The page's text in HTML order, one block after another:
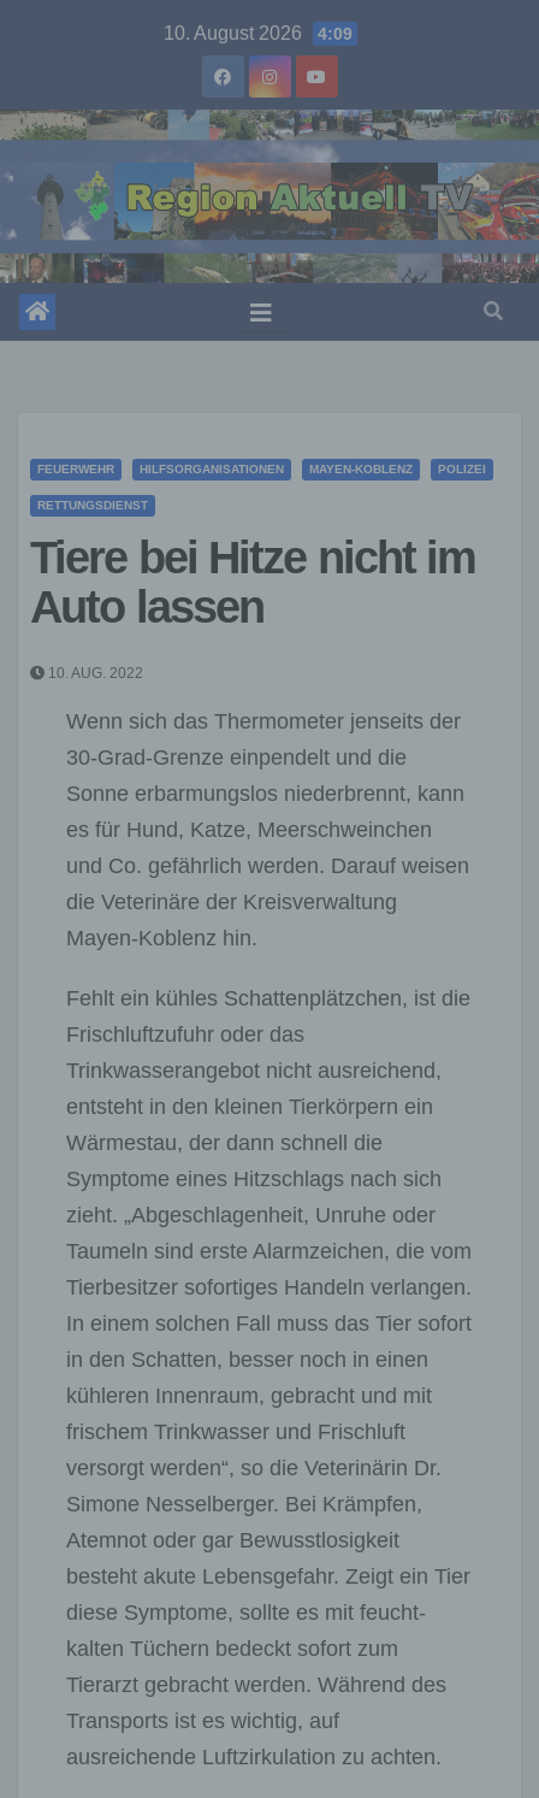
10. August 2026 4:09
FEUERWEHR HILFSORGANISATIONEN MAYEN-KOBLENZ POLIZEI
RETTUNGSDIENST
Tiere bei Hitze nicht im
Auto lassen
10. AUG. 2022
Wenn sich das Thermometer jenseits der
30-Grad-Grenze einpendelt und die
Sonne erbarmungslos niederbrennt, kann
es für Hund, Katze, Meerschweinchen
und Co. gefährlich werden. Darauf weisen
die Veterinäre der Kreisverwaltung
Mayen-Koblenz hin.
Fehlt ein kühles Schattenplätzchen, ist die
Frischluftzufuhr oder das
Trinkwasserangebot nicht ausreichend,
entsteht in den kleinen Tierkörpern ein
Wärmestau, der dann schnell die
Symptome eines Hitzschlags nach sich
zieht. „Abgeschlagenheit, Unruhe oder
Taumeln sind erste Alarmzeichen, die vom
Tierbesitzer sofortiges Handeln verlangen.
In einem solchen Fall muss das Tier sofort
in den Schatten, besser noch in einen
kühleren Innenraum, gebracht und mit
frischem Trinkwasser und Frischluft
versorgt werden“, so die Veterinärin Dr.
Simone Nesselberger. Bei Krämpfen,
Atemnot oder gar Bewusstlosigkeit
besteht akute Lebensgefahr. Zeigt ein Tier
diese Symptome, sollte es mit feucht-
kalten Tüchern bedeckt sofort zum
Tierarzt gebracht werden. Während des
Transports ist es wichtig, auf
ausreichende Luftzirkulation zu achten.